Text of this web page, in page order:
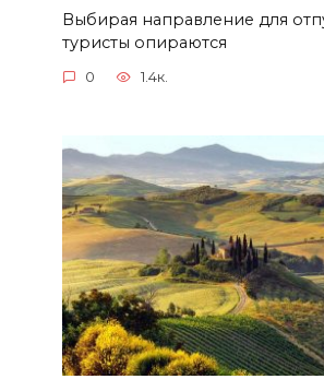
Выбирая направление для
туристы опираются
0 1.4к.